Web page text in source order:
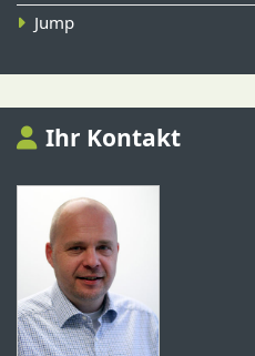
Jump
Ihr Kontakt